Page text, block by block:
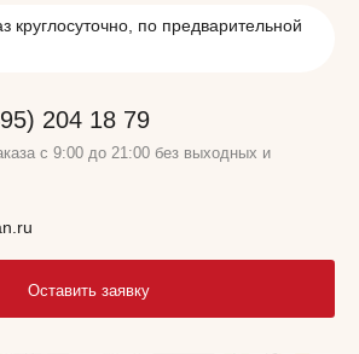
круглосуточно, по предварительной
204 18 79
с 9:00 до 21:00 без выходных и
Оставить заявку